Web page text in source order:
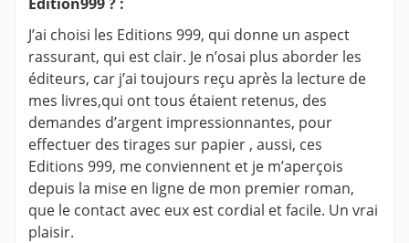
J’ai choisi les Editions 999, qui donne un aspect
rassurant, qui est clair. Je n’osai plus aborder les
éditeurs, car j’ai toujours reçu après la lecture de
mes livres,qui ont tous étaient retenus, des
demandes d’argent impressionnantes, pour
effectuer des tirages sur papier , aussi, ces
Editions 999, me conviennent et je m’aperçois
depuis la mise en ligne de mon premier roman,
que le contact avec eux est cordial et facile. Un vrai
plaisir.